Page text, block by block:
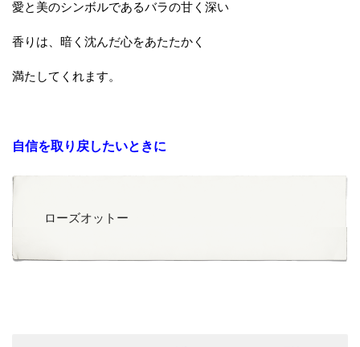
愛と美のシンボルであるバラの甘く深い
香りは、暗く沈んだ心をあたたかく
満たしてくれます。
自信を取り戻したいときに
ローズオットー